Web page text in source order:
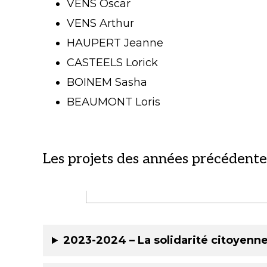
VENS Oscar
VENS Arthur
HAUPERT Jeanne
CASTEELS Lorick
BOINEM Sasha
BEAUMONT Loris
Les projets des années
2023-2024 – La solidarité